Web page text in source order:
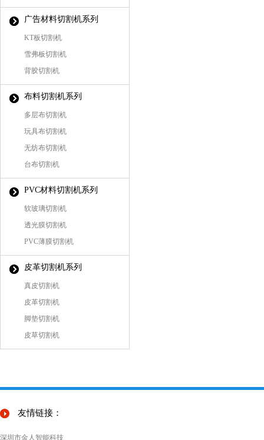
广告材料切割机系列
KT板切割机
雪弗板切割机
背胶切割机
布料切割机系列
多层布切割机
玩具布切割机
无纺布切割机
台布切割机
PVC材料切割机系列
软玻璃切割机
透光膜切割机
PVC薄膜切割机
皮革切割机系列
真皮切割机
皮革切割机
脚垫切割机
皮草切割机
友情链接：
深圳市金人智能科技